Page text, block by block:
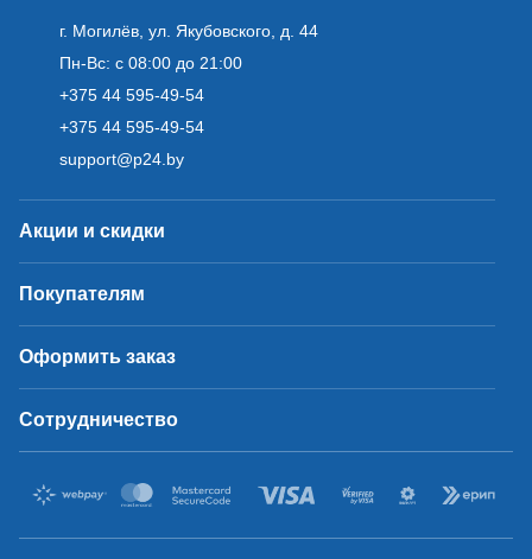
г. Могилёв, ул. Якубовского, д. 44
Пн-Вс: с 08:00 до 21:00
+375 44 595-49-54
+375 44 595-49-54
support@p24.by
Акции и скидки
Покупателям
Оформить заказ
Сотрудничество